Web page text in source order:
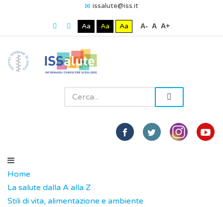
issalute@iss.it
Aa Aa Aa A- A A+
Home
La salute dalla A alla Z
Stili di vita, alimentazione e ambiente